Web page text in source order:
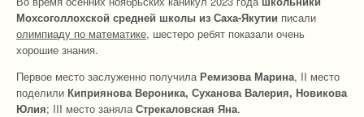
Мохсоголлохской средней школы из Саха-Якутии писали
олимпиаду по математике, шестеро ребят показали очень
хорошие знания.
Первое место заслуженно получила Ремизова Марина, II место
поделили Киприянова Вероника, Суханова Валерия, Новикова
Юлия; III место заняла Стрекаловская Яна.